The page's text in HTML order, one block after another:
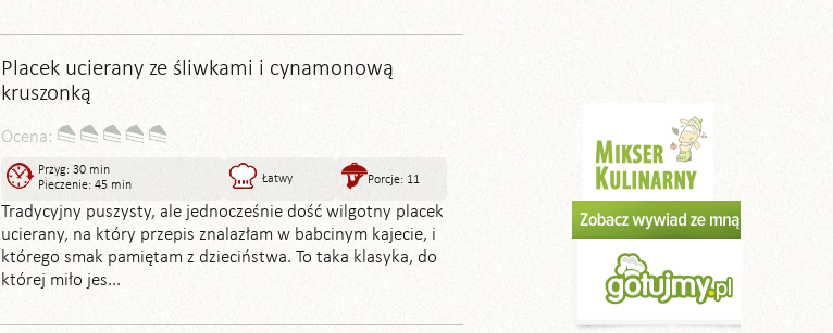
Placek ucierany ze śliwkami i cynamonową
kruszonką
Ocena:
Przyg: 30 min
Pieczenie: 45 min
Łatwy Porcje: 11
Tradycyjny puszysty, ale jednocześnie dość wilgotny placek
ucierany, na który przepis znalazłam w babcinym kajecie, i
którego smak pamiętam z dzieciństwa. To taka klasyka, do
której miło jes...